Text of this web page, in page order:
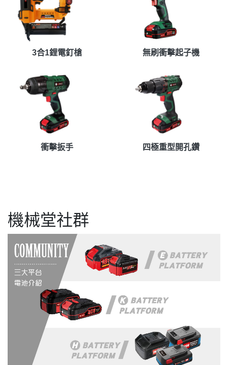
3合1鋰電釘槍 無刷衝擊起子機
衝擊扳手 四極重型開孔鑽
機械堂社群